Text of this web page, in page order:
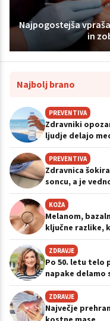
Najpogostejša
in
Najbolj brano
PREVENTIVA
Zdravniki
ljudje delajo
PREVENTIVA
Zdravnica
soncu, a je
KOŽA
Melanom,
ključne razlike,
ZDRAVJE
Po 50. letu telo
napake delamo
ZDRAVJE
Največje